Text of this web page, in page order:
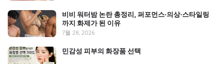
비비 워터밤 논란 총정리, 퍼포먼스·의상·스타일링
까지 화제가 된 이유
7월 28, 2026
민감성 피부의 화장품 선택